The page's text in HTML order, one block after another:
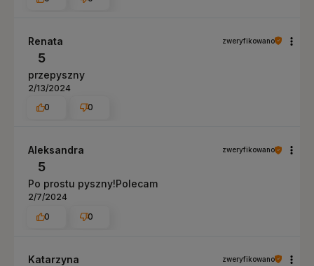
Renata zweryfikowano
5
przepyszny
2/13/2024
0
0
Aleksandra zweryfikowano
5
Po prostu pyszny!Polecam
2/7/2024
0
0
Katarzyna zweryfikowano